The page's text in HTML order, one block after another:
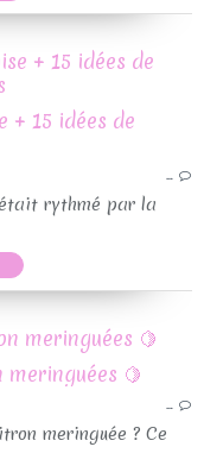
+ 15 idées de
…
rythmé par la
meringuées 🍋
…
meringuée ? Ce